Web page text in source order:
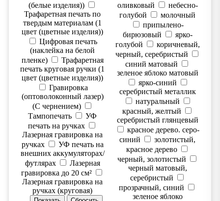
оливковый
небесно-
голубой
молочный
припылено-
бирюзовый
ярко-
голубой
коричневый,
черный, серебристый
синий матовый
зеленое яблоко матовый
ярко-синий
серебристый металлик
натуральный
красный, желтый
серебристый глянцевый
красное дерево. серо-
синий
золотистый,
красное дерево
черный, золотистый
черный матовый,
серебристый
прозрачный, синий
зеленое яблоко
(белые изделия))
Трафаретная печать по
твердым материалам (1
цвет (цветные изделия))
Цифровая печать
(наклейка на белой
пленке)
Трафаретная
печать круговая ручки (1
цвет (цветные изделия))
Гравировка
(оптоволоконный лазер)
(С чернением)
Тампопечать
УФ
печать на ручках
Лазерная гравировка на
ручках
УФ печать на
внешних аккумуляторах/
футлярах
Лазерная
гравировка до 20 см²
Лазерная гравировка на
ручках (круговая)